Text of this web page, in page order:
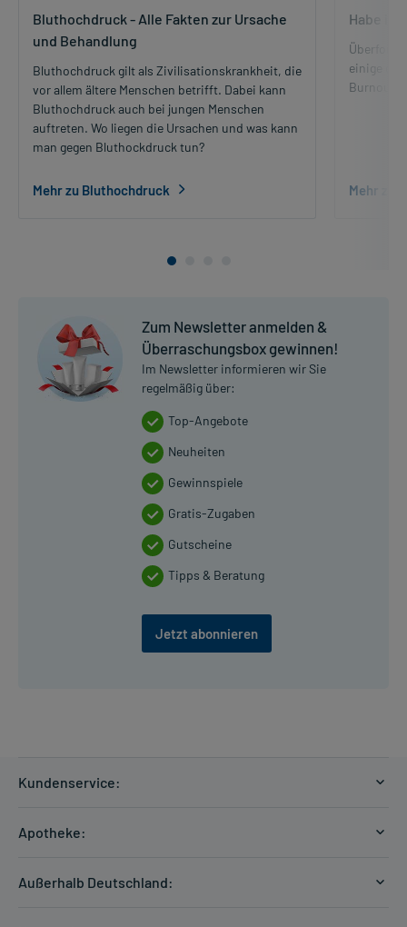
Bluthochdruck - Alle Fakten zur Ursache
und Behandlung
Bluthochdruck gilt als Zivilisationskrankheit, die
vor allem ältere Menschen betrifft. Dabei kann
Bluthochdruck auch bei jungen Menschen
auftreten. Wo liegen die Ursachen und was kann
man gegen Bluthockdruck tun?
Mehr zu Bluthochdruck
Habe
einige
Burnout
Mehr
Zum Newsletter anmelden &
Überraschungsbox gewinnen!
Im Newsletter informieren wir Sie
regelmäßig über:
Top-Angebote
Neuheiten
Gewinnspiele
Gratis-Zugaben
Gutscheine
Tipps & Beratung
Jetzt abonnieren
Kundenservice:
Zahlungsarten
Apotheke:
Außerhalb Deutschland: